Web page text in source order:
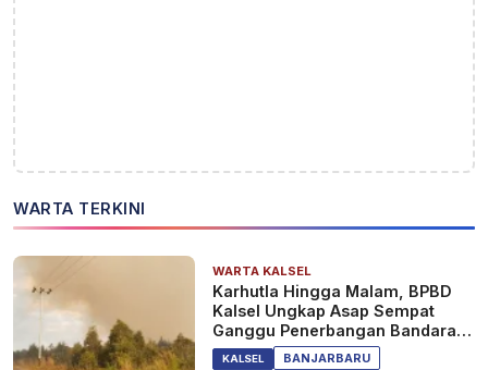
WARTA TERKINI
WARTA KALSEL
Karhutla Hingga Malam, BPBD
Kalsel Ungkap Asap Sempat
Ganggu Penerbangan Bandara
Syamsudin Noor
KALSEL
BANJARBARU